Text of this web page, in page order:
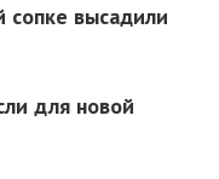
сопке высадили
для новой